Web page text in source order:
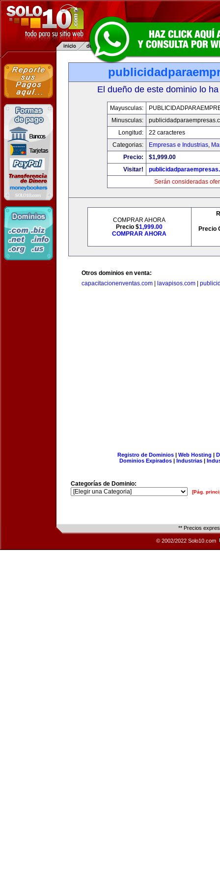
El dueño de este dominio lo
Mayusculas:
Minusculas:
Longitud:
22 caracteres
Categorias:
Empresas e Industrias,
Precio:
$1,999.00
Visitar!
Serán consideradas
COMPRAR AHORA
Precio $1,999.00
COMPRAR AHORA
Precio
Otros dominios en venta:
capacitacionenventas.com
lavapisos.com
Registro de Dominios| Web Hosting |
Dominios Expirados | Industrias |
Categorías de Dominio:
[Pág.
** Precios
© 2002/2022 Solo10.com